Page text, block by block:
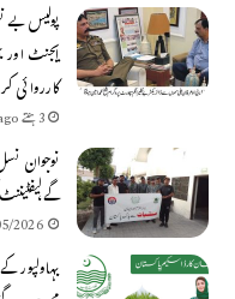
پولیس بے
ایجنٹ اور
3 ہفتے ago
نوجوان
2026